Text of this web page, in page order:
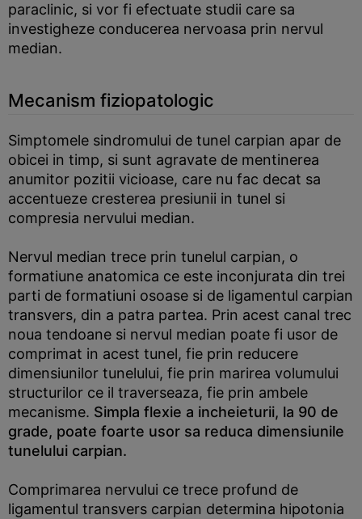
paraclinic, si vor fi efectuate studii care sa
investigheze conducerea nervoasa prin nervul
median.
Mecanism fiziopatologic
Simptomele sindromului de tunel carpian apar de
obicei in timp, si sunt agravate de mentinerea
anumitor pozitii vicioase, care nu fac decat sa
accentueze cresterea presiunii in tunel si
compresia nervului median.
Nervul median trece prin tunelul carpian, o
formatiune anatomica ce este inconjurata din trei
parti de formatiuni osoase si de ligamentul carpian
transvers, din a patra partea. Prin acest canal trec
noua tendoane si nervul median poate fi usor de
comprimat in acest tunel, fie prin reducere
dimensiunilor tunelului, fie prin marirea volumului
structurilor ce il traverseaza, fie prin ambele
mecanisme. Simpla flexie a incheieturii, la 90 de
grade, poate foarte usor sa reduca dimensiunile
tunelului carpian.
Comprimarea nervului ce trece profund de
ligamentul transvers carpian determina hipotonia